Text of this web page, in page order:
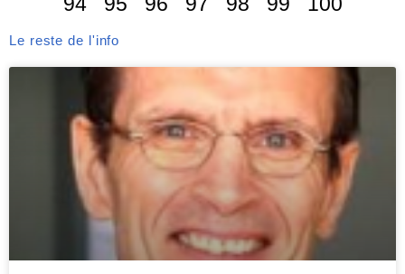
Le reste de l'info